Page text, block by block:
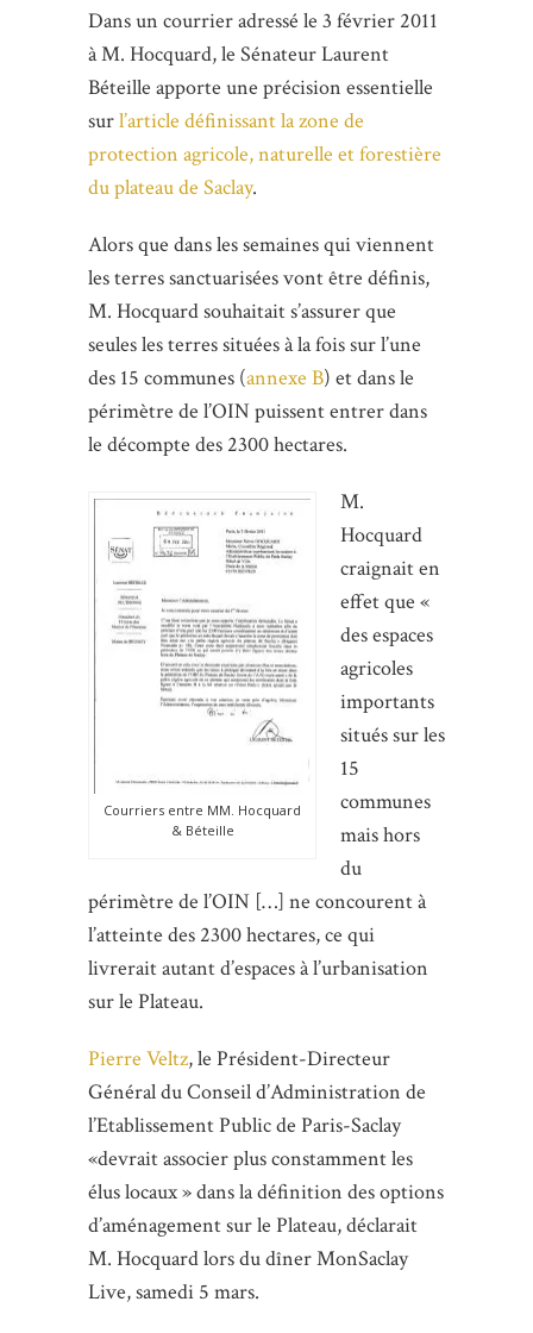
Dans un courrier adressé le 3 février 2011
à M. Hocquard, le Sénateur Laurent
Béteille apporte une précision essentielle
surl’article définissant la zone de
protection agricole, naturelle et forestière
du plateau de Saclay.
Alors que dans les semaines qui viennent
les terres sanctuarisées vont être définis,
M. Hocquard souhaitait s’assurer que
seules les terres situées à la fois sur l’une
des 15 communes (annexe B) et dans le
périmètre de l’OIN puissent entrer dans
le décompte des 2300 hectares.
Courriers entre MM. Hocquard
& Béteille
M.
Hocquard
craignait en
effet que «
des espaces
agricoles
importants
situés sur les
15
communes
mais hors
du
périmètre de l’OIN […] ne concourent à
l’atteinte des 2300 hectares, ce qui
livrerait autant d’espaces à l’urbanisation
sur le Plateau.
Pierre Veltz, le Président-Directeur
Général du Conseil d’Administration de
l’Etablissement Public de Paris-Saclay
«devrait associer plus constamment les
élus locaux » dans la définition des options
d’aménagement sur le Plateau, déclarait
M. Hocquard lors du dîner MonSaclay
Live, samedi 5 mars.